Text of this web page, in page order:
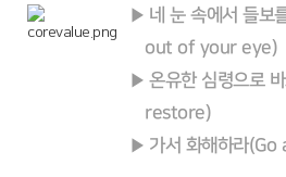
네 눈 속에서 들
out of your eye)
온유한 심령으로
restore)
가서 화해하라